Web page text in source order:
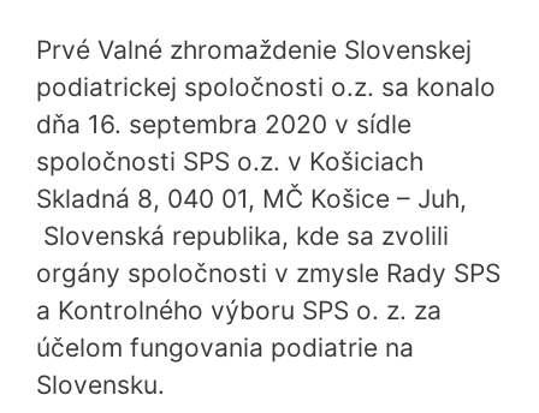
Prvé Valné zhromaždenie Slovenskej
podiatrickej spoločnosti o.z. sa konalo
dňa 16. septembra 2020 v sídle
spoločnosti SPS o.z. v Košiciach
Skladná 8, 040 01, MČ Košice – Juh,
Slovenská republika, kde sa zvolili
orgány spoločnosti v zmysle Rady SPS
a Kontrolného výboru SPS o. z. za
účelom fungovania podiatrie na
Slovensku.